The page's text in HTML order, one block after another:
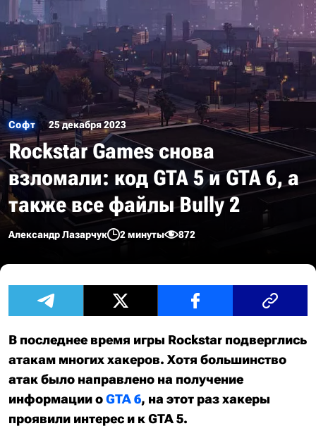
Софт 25 декабря 2023
Rockstar Games снова
взломали: код GTA 5 и GTA 6, а
также все файлы Bully 2
Александр Лазарчук 2 минуты 872
В последнее время игры Rockstar подверглись
атакам многих хакеров. Хотя большинство
атак было направлено на получение
информации оGTA 6, на этот раз хакеры
проявили интерес и к GTA 5.